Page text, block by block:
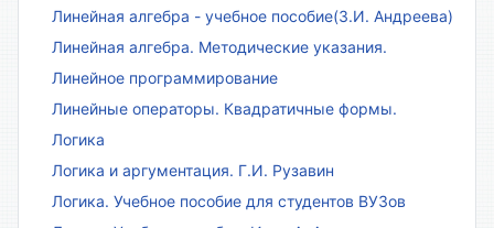
Линейная алгебра - учебное пособие(З.И. Андреева)
Линейная алгебра. Методические указания.
Линейное программирование
Линейные операторы. Квадратичные формы.
Логика
Логика и аргументация. Г.И. Рузавин
Логика. Учебное пособие для студентов ВУЗов